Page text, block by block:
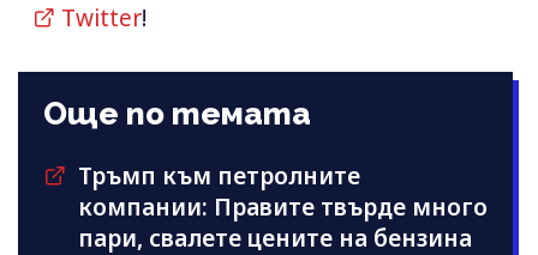
Twitter!
Още по темата
Тръмп към петролните
компании: Правите твърде много
пари, свалете цените на бензина